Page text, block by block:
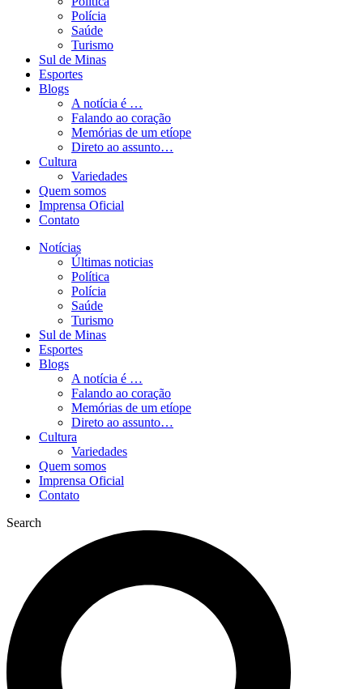
Polícia
Saúde
Turismo
Sul de Minas
Esportes
Blogs
A notícia é …
Falando ao coração
Memórias de um etíope
Direto ao assunto…
Cultura
Variedades
Quem somos
Imprensa Oficial
Contato
Notícias
Últimas noticias
Política
Polícia
Saúde
Turismo
Sul de Minas
Esportes
Blogs
A notícia é …
Falando ao coração
Memórias de um etíope
Direto ao assunto…
Cultura
Variedades
Quem somos
Imprensa Oficial
Contato
Search